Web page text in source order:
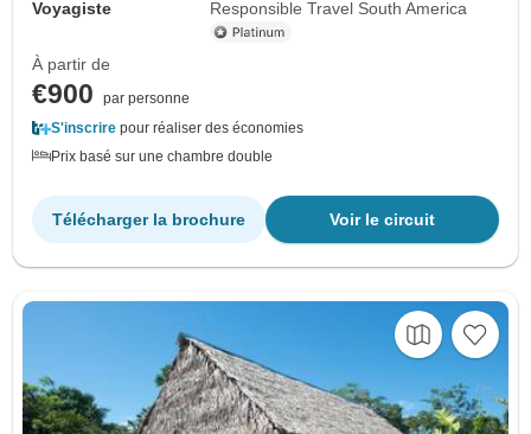
Voyagiste
Responsible Travel South America
À partir de
€900
par personne
S'inscrire pour réaliser des économies
Prix basé sur une chambre double
Voir le circuit
Télécharger la brochure